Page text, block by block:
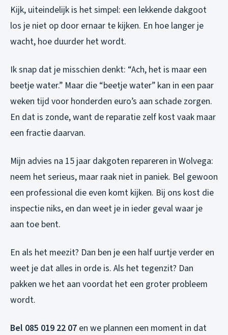
Kijk, uiteindelijk is het simpel: een lekkende dakgoot
los je niet op door ernaar te kijken. En hoe langer je
wacht, hoe duurder het wordt.
Ik snap dat je misschien denkt: “Ach, het is maar een
beetje water.” Maar die “beetje water” kan in een paar
weken tijd voor honderden euro’s aan schade zorgen.
En dat is zonde, want de reparatie zelf kost vaak maar
een fractie daarvan.
Mijn advies na 15 jaar dakgoten repareren in Wolvega:
neem het serieus, maar raak niet in paniek. Bel gewoon
een professional die even komt kijken. Bij ons kost die
inspectie niks, en dan weet je in ieder geval waar je
aan toe bent.
En als het meezit? Dan ben je een half uurtje verder en
weet je dat alles in orde is. Als het tegenzit? Dan
pakken we het aan voordat het een groter probleem
wordt.
Bel 085 019 22 07 en we plannen een moment in dat